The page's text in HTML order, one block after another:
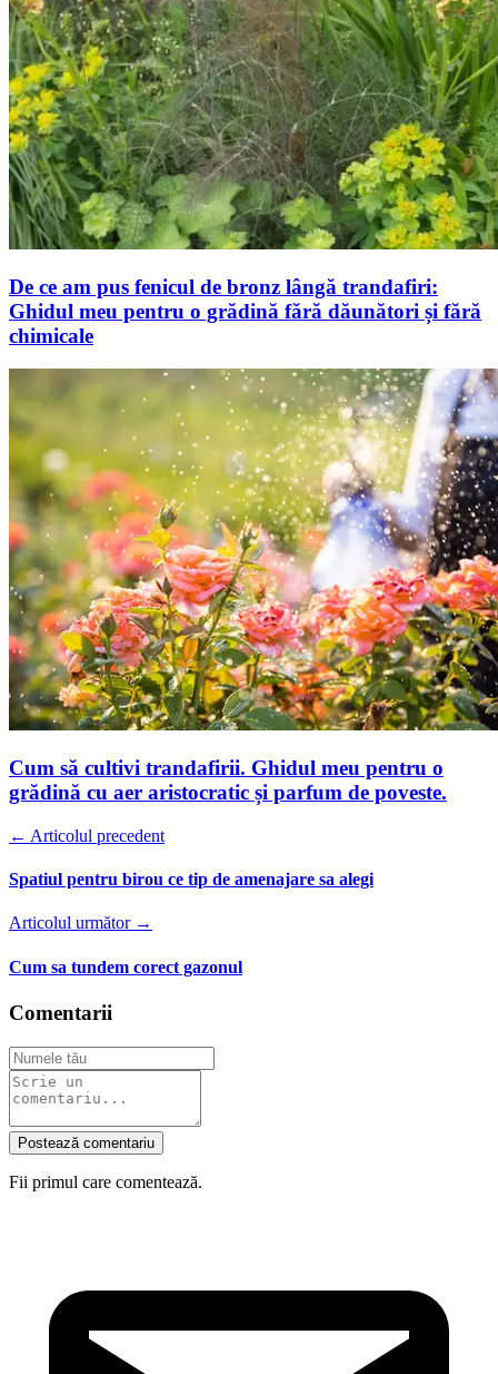
De ce am pus fenicul de bronz lângă trandafiri:
Ghidul meu pentru o grădină fără dăunători și fără
chimicale
Cum să cultivi trandafirii. Ghidul meu pentru o
grădină cu aer aristocratic și parfum de poveste.
← Articolul precedent
Spatiul pentru birou ce tip de amenajare sa alegi
Articolul următor →
Cum sa tundem corect gazonul
Comentarii
Postează comentariu
Fii primul care comentează.